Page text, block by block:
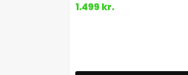
1.499 kr.